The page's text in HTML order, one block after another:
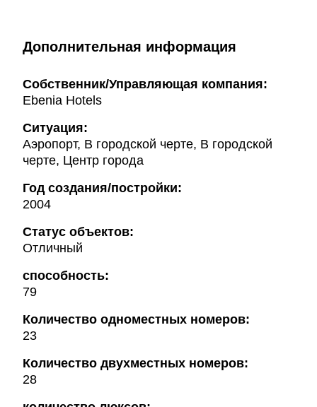
Дополнительная информация
Собственник/Управляющая компания:
Ebenia Hotels
Ситуация:
Аэропорт, В городской черте, В городской
черте, Центр города
Год создания/постройки:
2004
Статус объектов:
Отличный
способность:
79
Количество одноместных номеров:
23
Количество двухместных номеров:
28